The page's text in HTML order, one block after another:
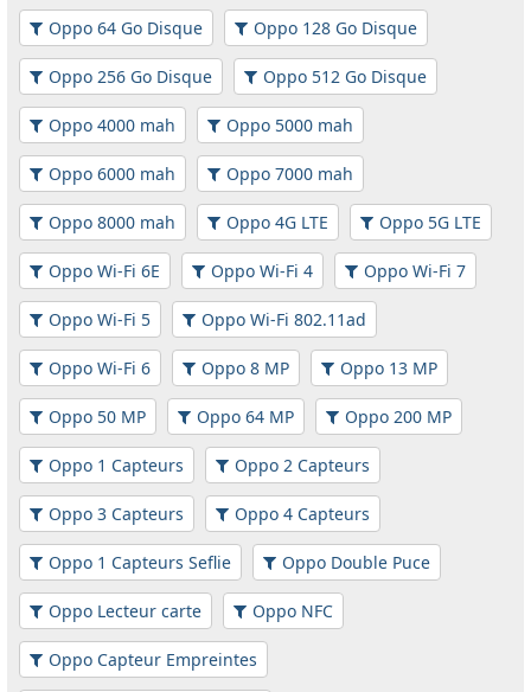
Oppo 64 Go Disque Oppo 128 Go Disque
Oppo 256 Go Disque Oppo 512 Go Disque
Oppo 4000 mah Oppo 5000 mah
Oppo 6000 mah Oppo 7000 mah
Oppo 8000 mah Oppo 4G LTE Oppo 5G LTE
Oppo Wi-Fi 6E Oppo Wi-Fi 4 Oppo Wi-Fi 7
Oppo Wi-Fi 5 Oppo Wi-Fi 802.11ad
Oppo Wi-Fi 6 Oppo 8 MP Oppo 13 MP
Oppo 50 MP Oppo 64 MP Oppo 200 MP
Oppo 1 Capteurs Oppo 2 Capteurs
Oppo 3 Capteurs Oppo 4 Capteurs
Oppo 1 Capteurs Seflie Oppo Double Puce
Oppo Lecteur carte Oppo NFC
Oppo Capteur Empreintes